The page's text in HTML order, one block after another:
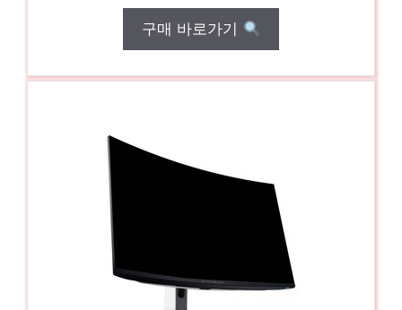
구매 바로가기